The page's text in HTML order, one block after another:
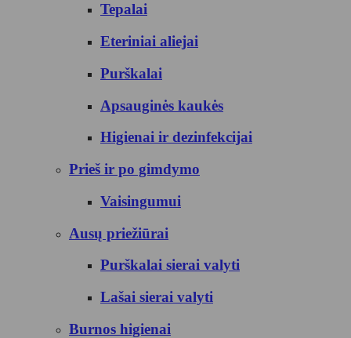
Tepalai
Eteriniai aliejai
Purškalai
Apsauginės kaukės
Higienai ir dezinfekcijai
Prieš ir po gimdymo
Vaisingumui
Ausų priežiūrai
Purškalai sierai valyti
Lašai sierai valyti
Burnos higienai